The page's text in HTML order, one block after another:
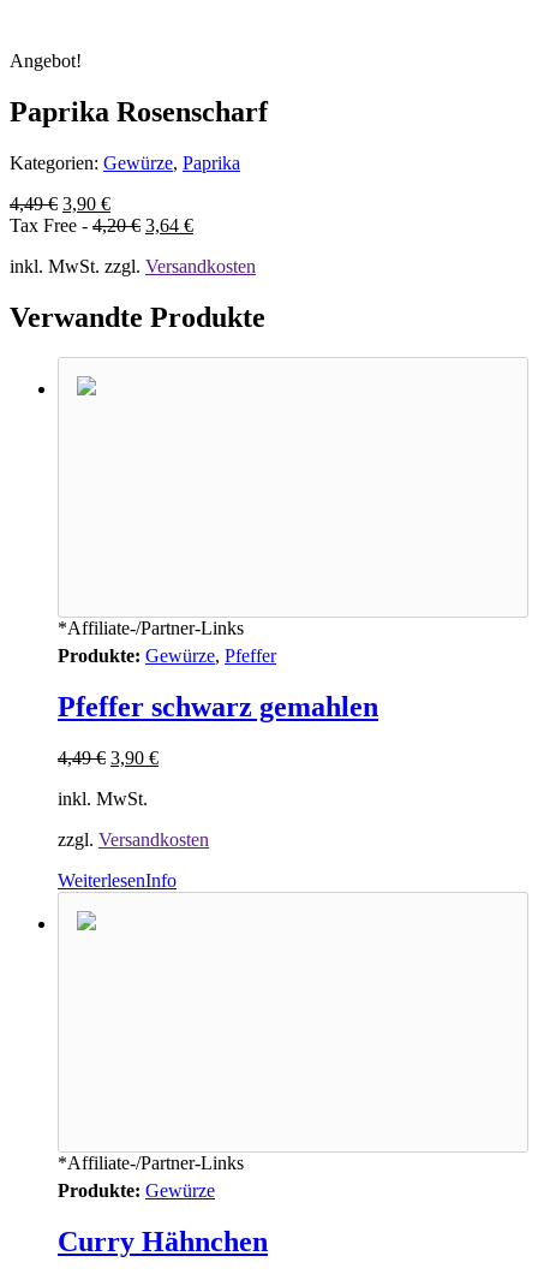
Angebot!
Paprika Rosenscharf
Kategorien: Gewürze, Paprika
4,49€ 3,90 €
Tax Free - 4,20€ 3,64 €
inkl. MwSt. zzgl. Versandkosten
Verwandte Produkte
*Affiliate-/Partner-Links
Produkte: Gewürze, Pfeffer
Pfeffer schwarz gemahlen
4,49€ 3,90 €
inkl. MwSt.
zzgl. Versandkosten
WeiterlesenInfo
*Affiliate-/Partner-Links
Produkte: Gewürze
Curry Hähnchen